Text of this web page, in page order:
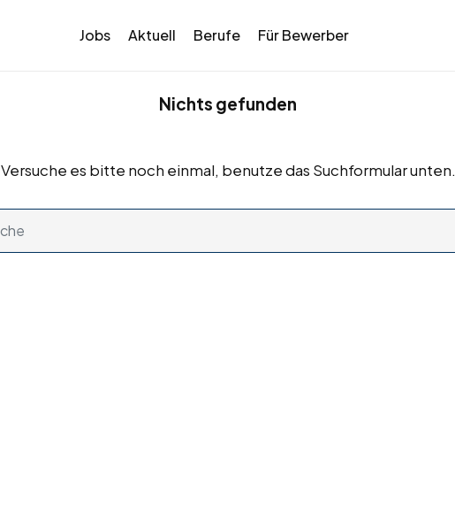
Jobs Aktuell Berufe Für Bewerber
Nichts gefunden
Versuche es bitte noch einmal, benutze das Suchformular unten.